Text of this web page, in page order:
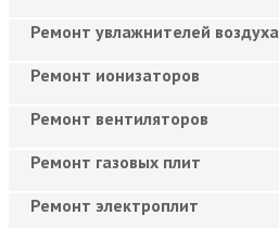
Ремонт увлажнителей воздуха
Ремонт ионизаторов
Ремонт вентиляторов
Ремонт газовых плит
Ремонт электроплит